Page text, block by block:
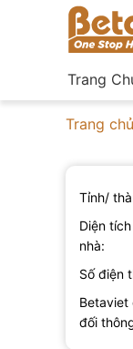
Trang
Trang chủ
Tỉnh/
Diện
nhà:
Số điện
Betaviet
đối